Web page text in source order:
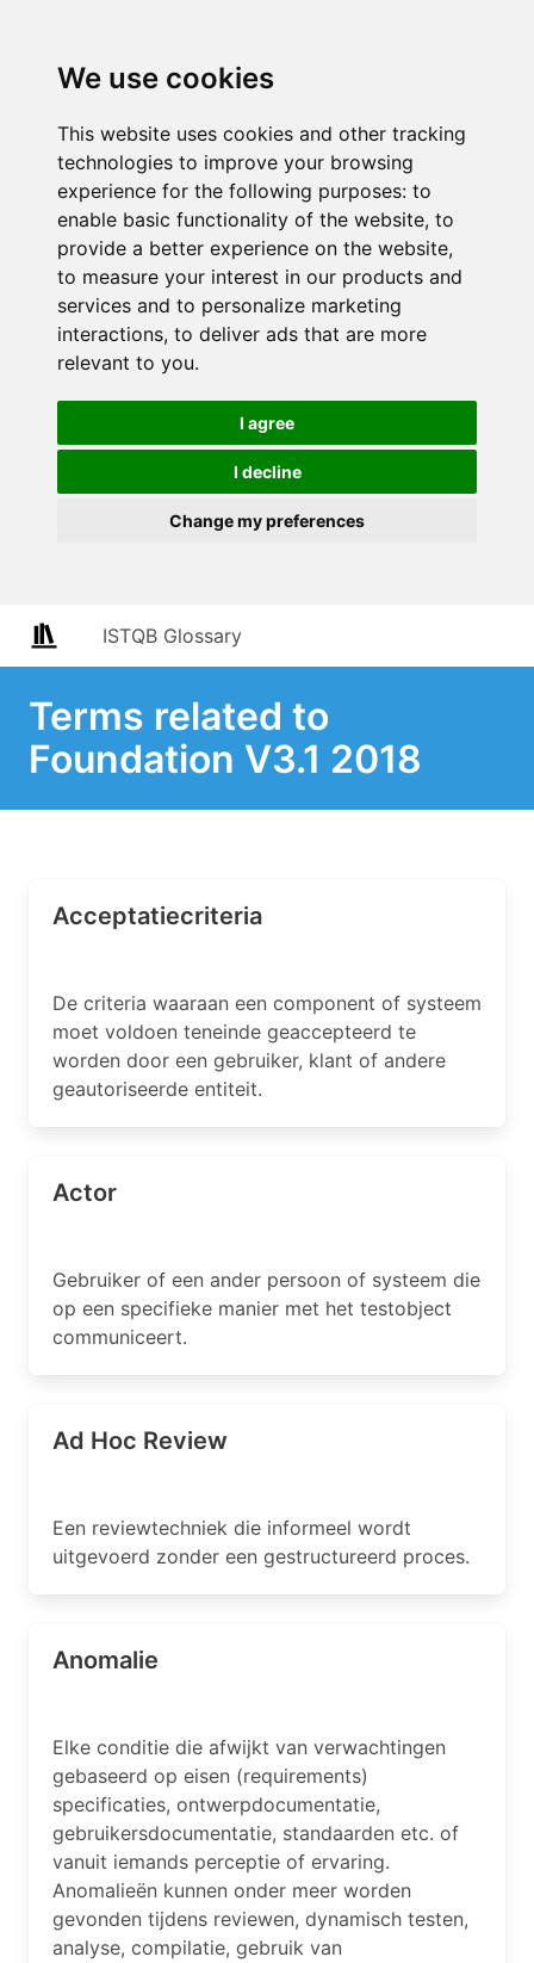
We use cookies
This website uses cookies and other tracking
technologies to improve your browsing
experience for the following purposes: to
enable basic functionality of the website, to
provide a better experience on the website,
to measure your interest in our products and
services and to personalize marketing
interactions, to deliver ads that are more
relevant to you.
I agree
I decline
Change my preferences
ISTQB Glossary
Terms related to
Foundation V3.1 2018
Acceptatiecriteria
De criteria waaraan een component of systeem
moet voldoen teneinde geaccepteerd te
worden door een gebruiker, klant of andere
geautoriseerde entiteit.
Actor
Gebruiker of een ander persoon of systeem die
op een specifieke manier met het testobject
communiceert.
Ad Hoc Review
Een reviewtechniek die informeel wordt
uitgevoerd zonder een gestructureerd proces.
Anomalie
Elke conditie die afwijkt van verwachtingen
gebaseerd op eisen (requirements)
specificaties, ontwerpdocumentatie,
gebruikersdocumentatie, standaarden etc. of
vanuit iemands perceptie of ervaring.
Anomalieën kunnen onder meer worden
gevonden tijdens reviewen, dynamisch testen,
analyse, compilatie, gebruik van